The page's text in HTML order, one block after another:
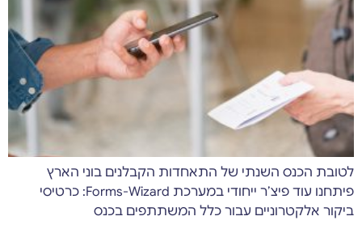
לטובת הכנס השנתי של התאחדות הקבלנים בוני הארץ
פיתחנו עוד פיצ’ר ייחודי במערכת Forms-Wizard: כרטיסי
ביקור אלקטרוניים עבור כלל המשתתפים בכנס